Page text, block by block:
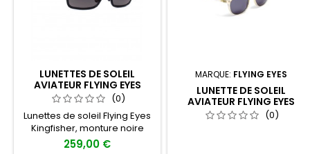
LUNETTES DE SOLEIL
AVIATEUR FLYING EYES
KINGFISHER NOIRE
BRILLANTE, VERRES GRIS
(0)
Lunettes de soleil Flying Eyes
Kingfisher, monture noire
brillante, verres gris unis.
259,00 €
MARQUE: FLYING EYES
LUNETTE DE SOLEIL
AVIATEUR FLYING EYES
NINOX MONTURE
TRANSPARENTE ,VERRES
(0)